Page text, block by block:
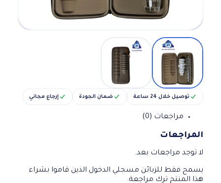
توصيل خلال 24 ساعة ضمان الجودة إرجاع مجاني
مراجعات (0)
المراجعات
لا توجد مراجعات بعد.
يسمح فقط للزبائن مسجلي الدخول الذين قاموا بشراء
هذا المنتج ترك مراجعة.